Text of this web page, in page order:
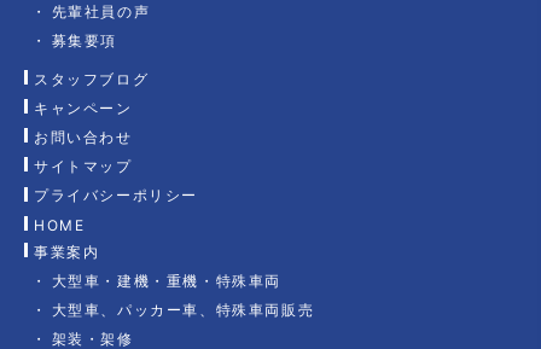
HOME
事業案内
大型車・建機・重機・特殊車両
大型車、パッカー車、特殊車両販売
架装・架修
先輩社員の声
募集要項
スタッフブログ
キャンペーン
お問い合わせ
サイトマップ
プライバシーポリシー